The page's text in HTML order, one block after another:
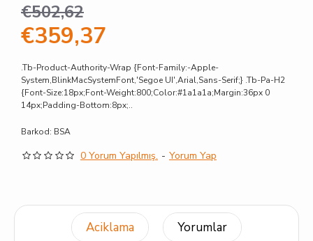
Barkod: BSA
0 Yorum Yapılmış. - Yorum Yap
€359,37
€502,62
.tb-Product-Authority-Wrap {font-Family:-Apple-
System,BlinkMacSystemFont,'Segoe UI',Arial,sans-Serif;} .tb-Pa-H2
{font-Size:18px;font-Weight:800;color:#1a1a1a;margin:36px 0
14px;padding-Bottom:8px;..
Aciklama Yorumlar